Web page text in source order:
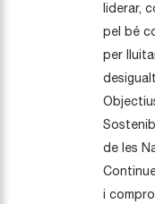
liderar,
pel bé
per
de les
i